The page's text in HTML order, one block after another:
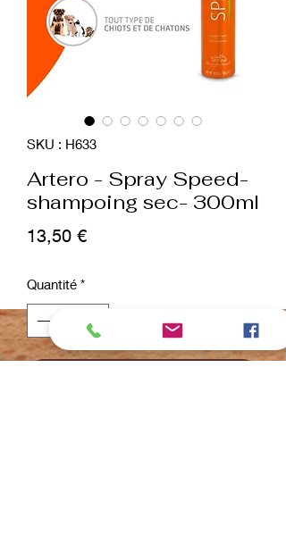
SKU : H633
Artero - Spray Speed-
shampoing sec- 300ml
13,50 €Prix
Quantité *